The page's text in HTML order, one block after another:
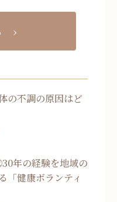
の不調の原因はど
年の経験を地域の
「健康ボランティ